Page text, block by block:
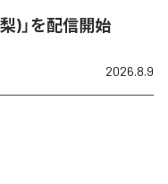
)」を配信開始
2026.8.9